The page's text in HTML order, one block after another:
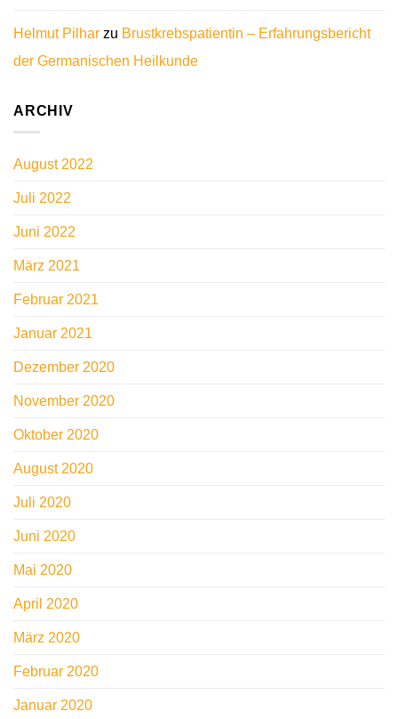
Helmut Pilhar zu Brustkrebspatientin – Erfahrungsbericht
der Germanischen Heilkunde
ARCHIV
August 2022
Juli 2022
Juni 2022
März 2021
Februar 2021
Januar 2021
Dezember 2020
November 2020
Oktober 2020
August 2020
Juli 2020
Juni 2020
Mai 2020
April 2020
März 2020
Februar 2020
Januar 2020